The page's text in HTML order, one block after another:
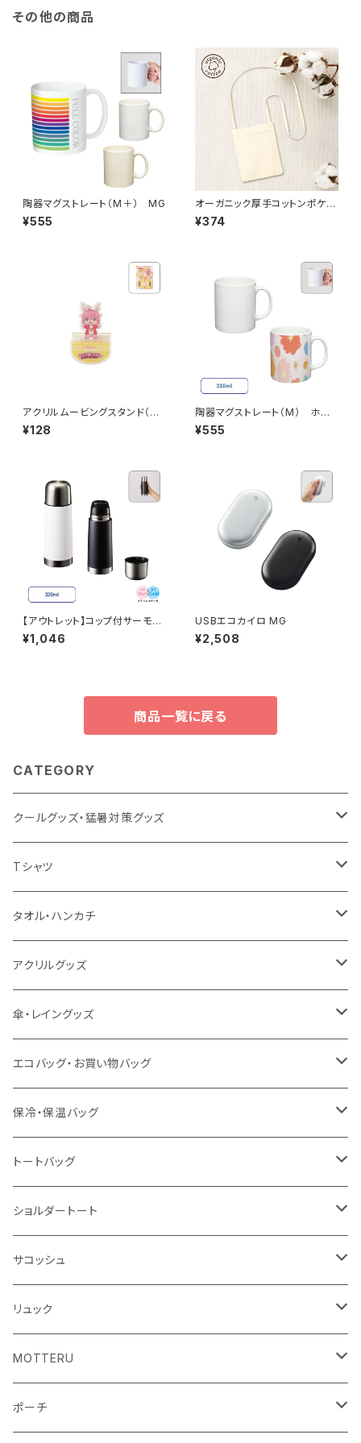
その他の商品
陶器マグストレート（M＋） MG
¥555
オーガニック厚手コットンポケッ
トサコッシュ MG ナチュラル
¥374
アクリルムービングスタンド（S）
MG
¥128
陶器マグストレート（M） ホワ
イト MG
¥555
【アウトレット】コップ付サーモス
¥1,046
USBエコカイロ MG
¥2,508
商品一覧に戻る
CATEGORY
クールグッズ・猛暑対策グッズ
扇風機
うちわ
猛暑グッズ
冷感グッズ
Tシャツ
カスタムプリントTシャツ（国内プリント）
イージーオーダーTシャツ（海外生産）
タオル・ハンカチ
名入れタオル
今治タオル
泉州おくばりタオル
冷感タオル
ハンカチ
アクリルグッズ
キーホルダー
スタンド
バッジ
ライティングスタンド
アクリル雑貨
傘・レイングッズ
傘
ポンチョ
エコバッグ・お買い物バッグ
ポリエステル
フェアトレードコットン
ジュートコットン
キャンパス
不織布
コットン
保冷・保温バッグ
キャンパス
デニム
ポリエステル
不織布
トートバッグ
オーガニックコットン
シーチング
10oz
フェアトレードコットン
コットンリネン
ジュートコットン
再生ファブリック
ショルダートート
オーガニックコットン
コットンリネン
再生ファブリック
5oz
コットン
サコッシュ
オーガニックコットン
フェアトレードコットン
ジュートコットン
リュック
コットン
5oz
デニム
MOTTERU
お買い物バッグ
ポーチ